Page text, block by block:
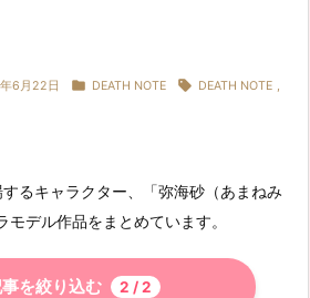
6月22日  DEATH NOTE  DEATH NOTE ,
するキャラクター、「弥海砂（あまねみ
デル作品をまとめています。
を絞り込む 2 / 2